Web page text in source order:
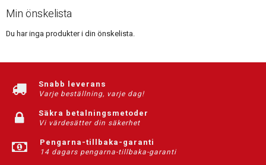
Min önskelista
Du har inga produkter i din önskelista.
Snabb leverans
Varje beställning, varje dag!
Säkra betalningsmetoder
Vi värdesätter din säkerhet
Pengarna-tillbaka-garanti
14 dagars pengarna-tillbaka-garanti